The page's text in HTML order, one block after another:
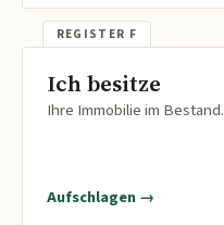
Ich besitze
Ihre Immobilie im Bestand.
Aufschlagen →